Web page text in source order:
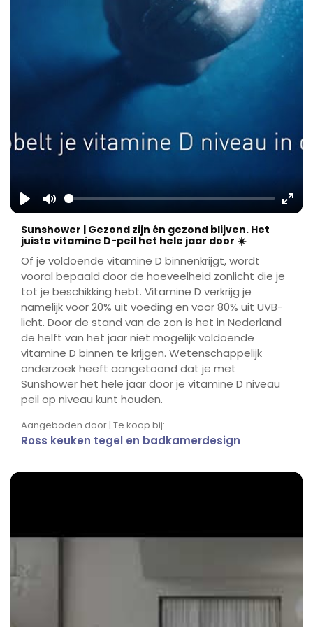
Play Mute
Sunshower | Gezond zijn én gezond blijven. Het
juiste vitamine D-peil het hele jaar door ☀️
Of je voldoende vitamine D binnenkrijgt, wordt
vooral bepaald door de hoeveelheid zonlicht die je
tot je beschikking hebt. Vitamine D verkrijg je
namelijk voor 20% uit voeding en voor 80% uit UVB-
licht. Door de stand van de zon is het in Nederland
de helft van het jaar niet mogelijk voldoende
vitamine D binnen te krijgen. Wetenschappelijk
onderzoek heeft aangetoond dat je met
Sunshower het hele jaar door je vitamine D niveau
peil op niveau kunt houden.
Aangeboden door | Te koop bij:
Ross keuken tegel en badkamerdesign